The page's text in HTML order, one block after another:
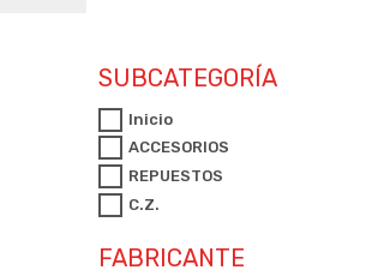
SUBCATEGORÍA
Inicio
ACCESORIOS
REPUESTOS
C.Z.
FABRICANTE